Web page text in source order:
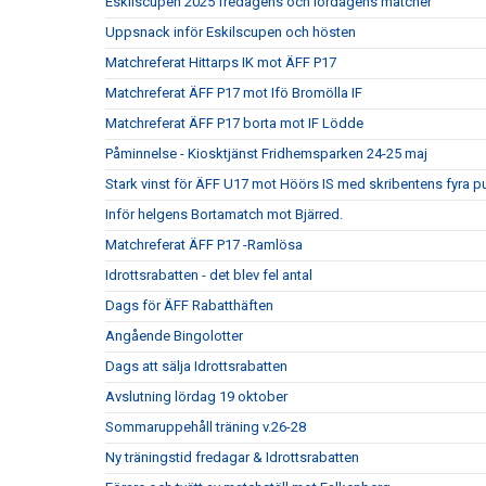
Uppsnack inför Eskilscupen och hösten
Matchreferat Hittarps IK mot ÄFF P17
Matchreferat ÄFF P17 mot Ifö Bromölla IF
Matchreferat ÄFF P17 borta mot IF Lödde
Påminnelse - Kiosktjänst Fridhemsparken 24-25 maj
Stark vinst för ÄFF U17 mot Höörs IS med skribentens fyra
Inför helgens Bortamatch mot Bjärred.
Matchreferat ÄFF P17 -Ramlösa
Idrottsrabatten - det blev fel antal
Dags för ÄFF Rabatthäften
Angående Bingolotter
Dags att sälja Idrottsrabatten
Avslutning lördag 19 oktober
Sommaruppehåll träning v.26-28
Ny träningstid fredagar & Idrottsrabatten